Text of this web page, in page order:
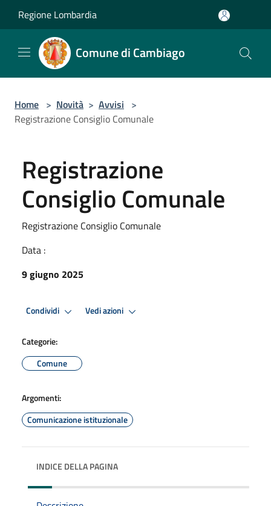
Regione Lombardia
Comune di Cambiago
Home > Novità > Avvisi >
Registrazione Consiglio Comunale
Registrazione
Consiglio Comunale
Registrazione Consiglio Comunale
Data :
9 giugno 2025
Condividi Vedi azioni
Categorie:
Comune
Argomenti:
Comunicazione istituzionale
INDICE DELLA PAGINA